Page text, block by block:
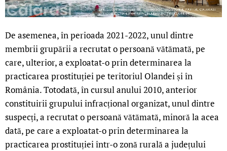
De asemenea, în perioada 2021-2022, unul dintre
membrii grupării a recrutat o persoană vătămată, pe
care, ulterior, a exploatat-o prin determinarea la
practicarea prostituției pe teritoriul Olandei și în
România. Totodată, în cursul anului 2010, anterior
constituirii grupului infracțional organizat, unul dintre
suspecți, a recrutat o persoană vătămată, minoră la acea
dată, pe care a exploatat-o prin determinarea la
practicarea prostituției într-o zonă rurală a județului